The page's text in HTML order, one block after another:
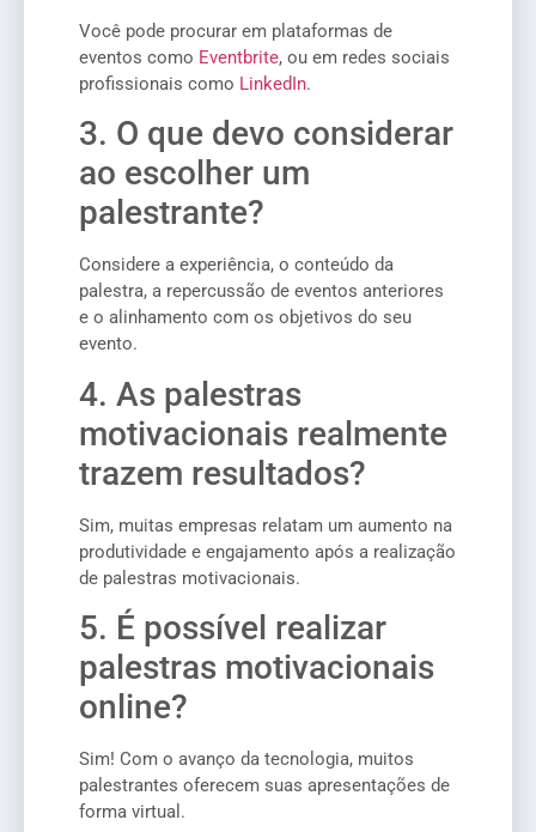
Você pode procurar em plataformas de
eventos como Eventbrite, ou em redes sociais
profissionais como LinkedIn.
3. O que devo considerar
ao escolher um
palestrante?
Considere a experiência, o conteúdo da
palestra, a repercussão de eventos anteriores
e o alinhamento com os objetivos do seu
evento.
4. As palestras
motivacionais realmente
trazem resultados?
Sim, muitas empresas relatam um aumento na
produtividade e engajamento após a realização
de palestras motivacionais.
5. É possível realizar
palestras motivacionais
online?
Sim! Com o avanço da tecnologia, muitos
palestrantes oferecem suas apresentações de
forma virtual.